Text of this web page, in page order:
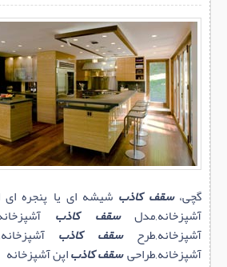
گچی،سقف کاذب شیشه ای یا پنجره ای
آشپزخانه,مدلسقف کاذب
آشپزخانه,طرحسقف کاذب
آشپزخانه,طراحیسقف کاذباپن آشپزخانه